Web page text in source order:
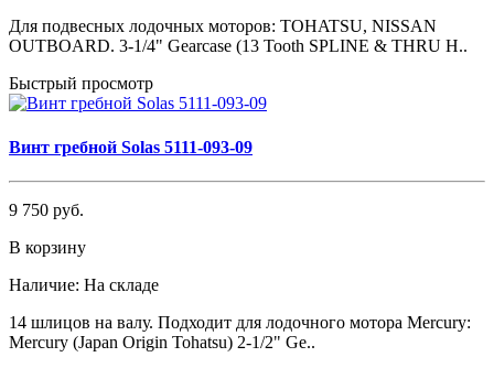
Для подвесных лодочных моторов: TOHATSU, NISSAN
OUTBOARD. 3-1/4" Gearcase (13 Tooth SPLINE & THRU H..
Быстрый просмотр
Винт гребной Solas 5111-093-09
9 750 руб.
В корзину
Наличие: На складе
14 шлицов на валу. Подходит для лодочного мотора Mercury:
Mercury (Japan Origin Tohatsu) 2-1/2" Ge..